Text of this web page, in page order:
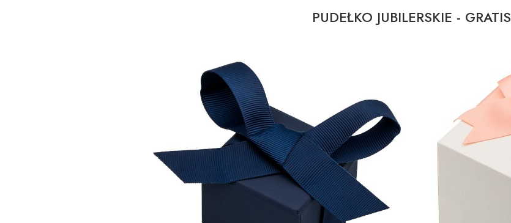
PUDEŁKO JUBILERSKIE - GRATIS